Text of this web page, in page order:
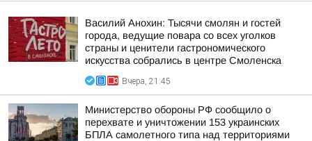
Василий Анохин: Тысячи смолян и гостей
города, ведущие повара со всех уголков
страны и ценители гастрономического
искусства собрались в центре Смоленска
Вчера, 21:45
Министерство обороны РФ сообщило о
перехвате и уничтожении 153 украинских
БПЛА самолетного типа над территориями